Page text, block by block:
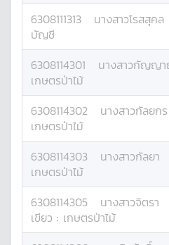
6308111313 นางสาวโรสสุคล
บัญชี
6308114301 นางสาวกัญญ
เกษตรป่าไม้
6308114302 นางสาวกัลยกร
เกษตรป่าไม้
6308114303 นางสาวกัลยา
เกษตรป่าไม้
6308114305 นางสาวจิตรา
เขียว : เกษตรป่าไม้